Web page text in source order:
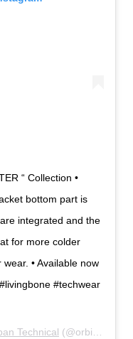
“ Collection •
bottom part is
integrated and the
for more colder
• Available now
#techwear
Technical (@orbitgear) on